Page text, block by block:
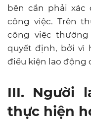
bên cần phải
công việc. Trên
công việc
quyết định, bởi vì
điều kiện lao động
III. Người
thực hiện